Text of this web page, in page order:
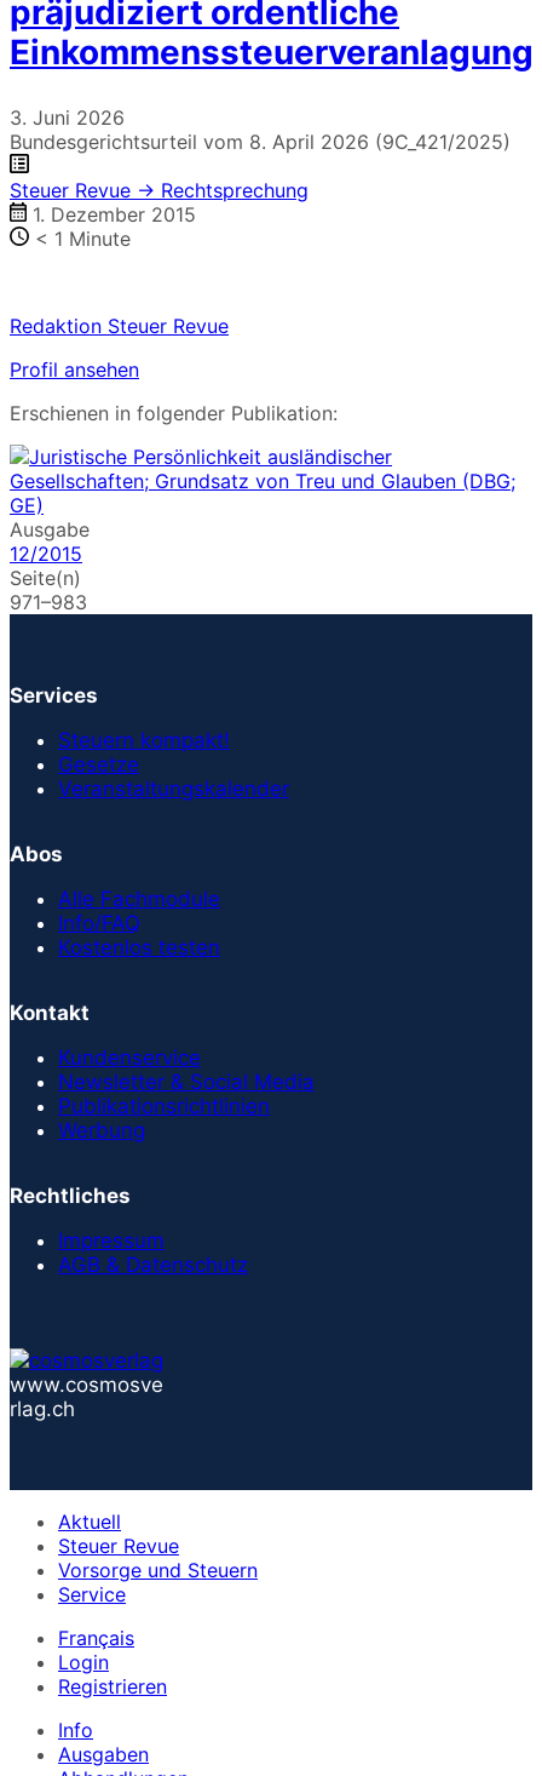
präjudiziert ordentliche
Einkommenssteuerveranlagung
3. Juni 2026
Bundesgerichtsurteil vom 8. April 2026 (9C_421/2025)
Steuer Revue → Rechtsprechung
1. Dezember 2015
< 1 Minute
Redaktion Steuer Revue
Profil ansehen
Erschienen in folgender Publikation:
Ausgabe
12/2015
Seite(n)
971–983
Services
Steuern kompakt!
Gesetze
Veranstaltungskalender
Abos
Alle Fachmodule
Info/FAQ
Kostenlos testen
Kontakt
Kundenservice
Newsletter & Social Media
Publikationsrichtlinien
Werbung
Rechtliches
Impressum
AGB & Datenschutz
www.cosmosve
rlag.ch
Aktuell
Steuer Revue
Vorsorge und Steuern
Service
Français
Login
Registrieren
Info
Ausgaben